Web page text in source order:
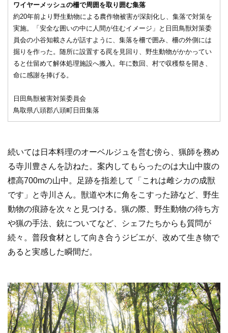
ワイヤーメッシュの柵で周囲を取り囲む集落
約20年前より野生動物による農作物被害が深刻化し、集落で対策を
実施。「安全な囲いの中に人間が住むイメージ」と日田鳥獣対策委
員会の小谷知載さんが話すように、集落を柵で囲み、柵の外側には
掘りを作った。随所に設置する罠を見回り、野生動物がかかってい
ると仕留めて解体処理施設へ搬入。年に数回、村で収穫祭を開き、
命に感謝を捧げる。
日田鳥獣被害対策委員会
鳥取県八頭郡八頭町日田集落
続いては日本料理のオーベルジュを営む傍ら、猟師を務め
る寺川豊さんを訪ねた。案内してもらったのは大山中腹の
標高700mの山中。足跡を指差して「これは雌シカの成獣
です」と寺川さん。獣道や木に角をこすった跡など、野生
動物の痕跡を次々と見つける。猟の際、野生動物の待ち方
や猟の手法、銃についてなど、シェフたちからも質問が
続々。普段食材として向き合うジビエが、改めて生き物で
あると実感した瞬間だ。